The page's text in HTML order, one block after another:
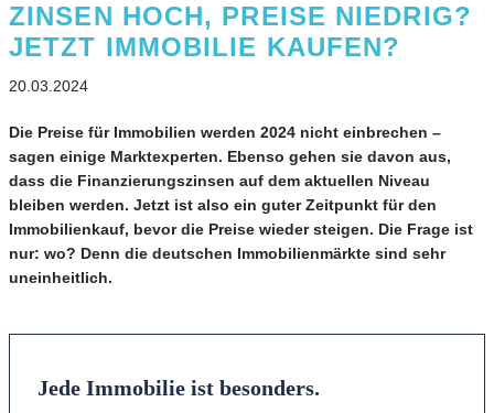
ZINSEN HOCH, PREISE NIEDRIG?
JETZT IMMOBILIE KAUFEN?
20.03.2024
Die Preise für Immobilien werden 2024 nicht einbrechen –
sagen einige Marktexperten. Ebenso gehen sie davon aus,
dass die Finanzierungszinsen auf dem aktuellen Niveau
bleiben werden. Jetzt ist also ein guter Zeitpunkt für den
Immobilienkauf, bevor die Preise wieder steigen. Die Frage ist
nur: wo? Denn die deutschen Immobilienmärkte sind sehr
uneinheitlich.
Jede Immobilie ist besonders.